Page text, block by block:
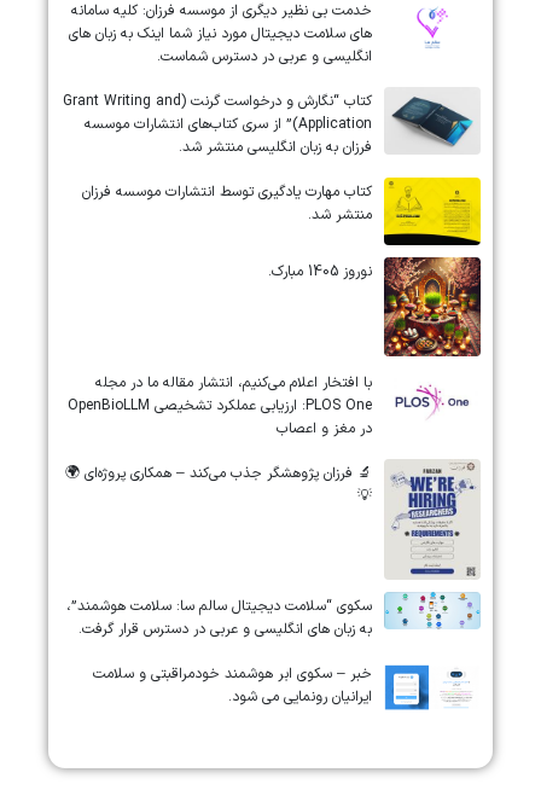
خدمت بی نظیر دیگری از موسسه فرزان: کلیه سامانه
های سلامت دیجیتال مورد نیاز شما اینک به زبان های
انگلیسی و عربی در دسترس شماست.
کتاب “نگارش و درخواست گرنت (Grant Writing and
Application)” از سری کتاب‌های انتشارات موسسه
فرزان به زبان انگلیسی منتشر شد.
کتاب مهارت یادگیری توسط انتشارات موسسه فرزان
منتشر شد.
نوروز 1405 مبارک.
‏‏‏با افتخار اعلام می‌کنیم، انتشار مقاله ما در مجله
‎PLOS One‎: ارزیابی عملکرد تشخیصی ‎OpenBioLLM‎
در مغز و اعصاب
🔬 فرزان پژوهشگر جذب می‌کند – همکاری پروژه‌ای 🌍
💡
سکوی “سلامت دیجیتال سالم سا: سلامت هوشمند”،
به زبان های انگلیسی و عربی در دسترس قرار گرفت.
خبر – سکوی ابر هوشمند خودمراقبتی و سلامت
ایرانیان رونمایی می شود.